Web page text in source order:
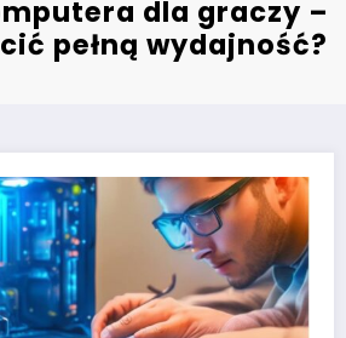
dla graczy –
pełną wydajność?